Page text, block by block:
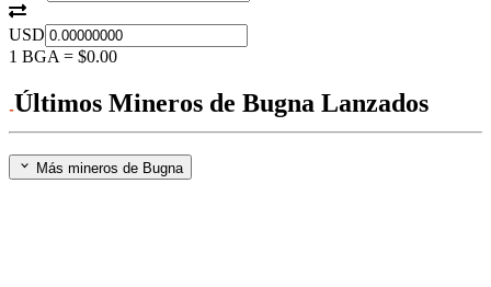
USD
1 BGA = $0.00
Últimos Mineros de Bugna Lanzados
Más mineros de Bugna